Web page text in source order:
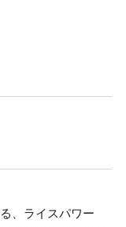
、ライスパワー